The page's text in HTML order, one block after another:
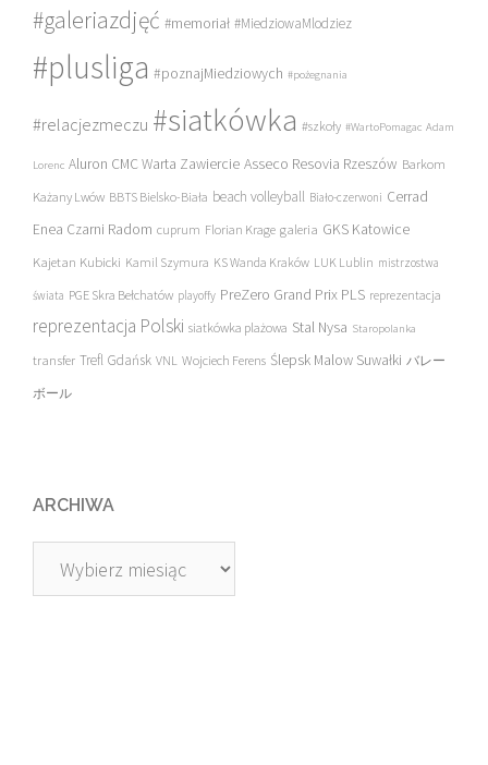
#galeriazdjęć #memoriał #MiedziowaMlodziez
#plusliga #poznajMiedziowych #pożegnania
#relacjezmeczu #siatkówka #szkoły #WartoPomagac Adam
Lorenc Aluron CMC Warta Zawiercie Asseco Resovia Rzeszów Barkom
Każany Lwów BBTS Bielsko-Biała beach volleyball Biało-czerwoni Cerrad
Enea Czarni Radom cuprum Florian Krage galeria GKS Katowice
Kajetan Kubicki Kamil Szymura KS Wanda Kraków LUK Lublin mistrzostwa
świata PGE Skra Bełchatów playoffy PreZero Grand Prix PLS reprezentacja
reprezentacja Polski siatkówka plażowa Stal Nysa Staropolanka
transfer Trefl Gdańsk VNL Wojciech Ferens Ślepsk Malow Suwałki バレー
ボール
ARCHIWA
Archiwa